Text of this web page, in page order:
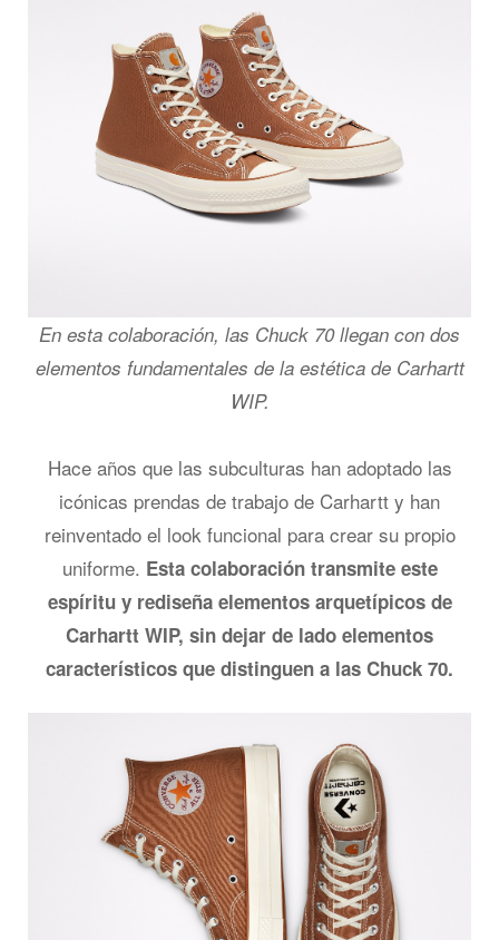
En esta colaboración, las Chuck 70 llegan con dos
elementos fundamentales de la estética de Carhartt
WIP.
Hace años que las subculturas han adoptado las
icónicas prendas de trabajo de Carhartt y han
reinventado el look funcional para crear su propio
uniforme. Esta colaboración transmite este
espíritu y rediseña elementos arquetípicos de
Carhartt WIP, sin dejar de lado elementos
característicos que distinguen a las Chuck 70.